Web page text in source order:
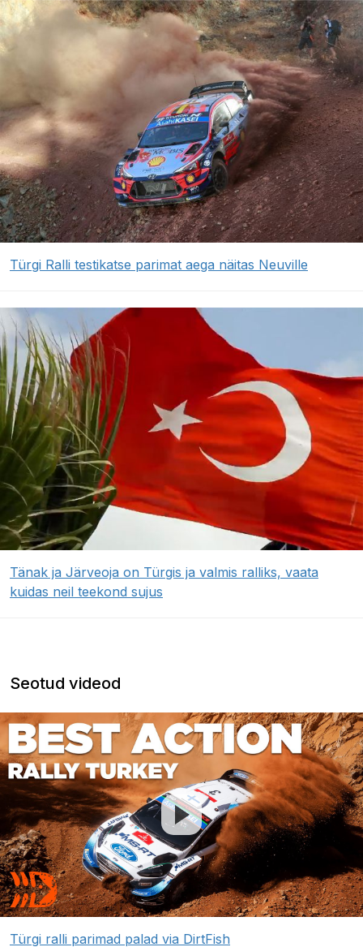
Türgi Ralli testikatse parimat aega näitas Neuville
Tänak ja Järveoja on Türgis ja valmis ralliks, vaata
kuidas neil teekond sujus
Seotud videod
Türgi ralli parimad palad via DirtFish